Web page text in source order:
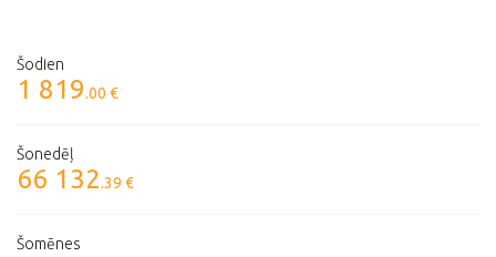
Šodien
1 819.00 €
Šonedēļ
66 132.39 €
Šomēnes